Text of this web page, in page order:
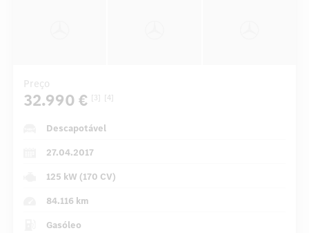
Preço
32.990 € [3] [4]
Descapotável
27.04.2017
125 kW (170 CV)
84.116 km
Gasóleo